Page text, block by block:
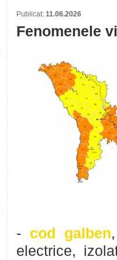
Publicat: 11.06.2026
Fenomenele
- cod galben
electrice,